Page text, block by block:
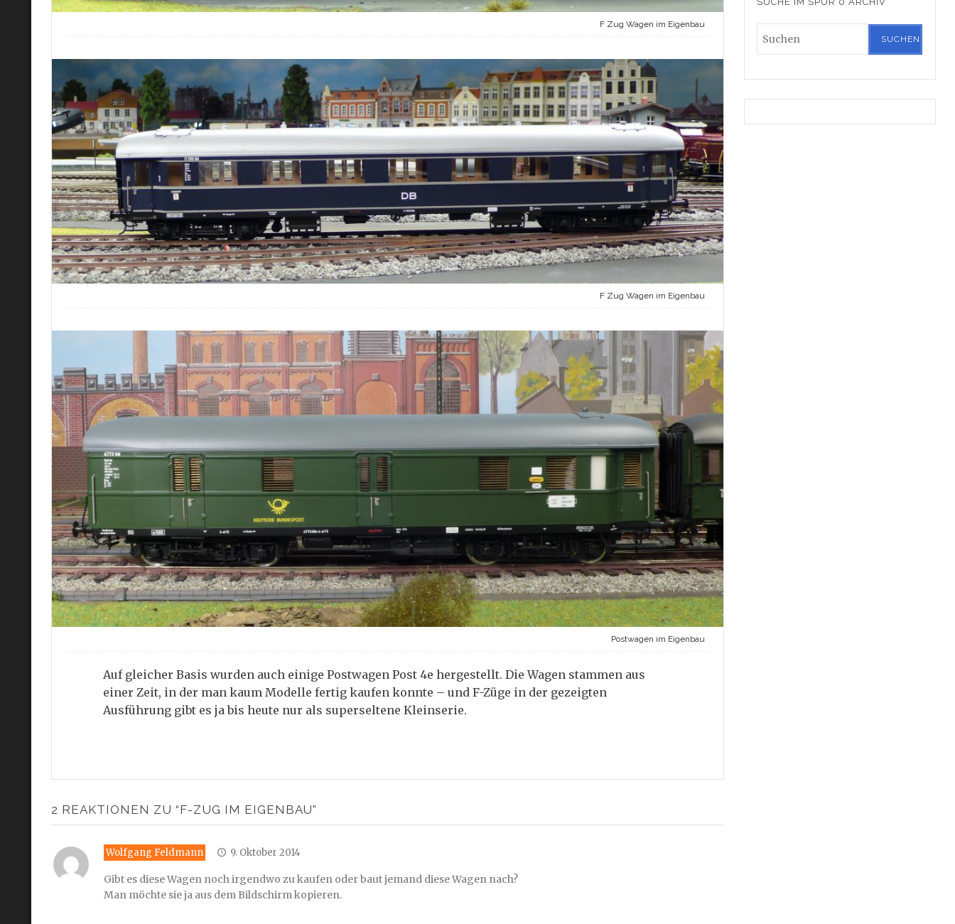
F Zug Wagen im Eigenbau
F Zug Wagen im Eigenbau
Postwagen im Eigenbau
Auf gleicher Basis wurden auch einige Postwagen Post 4e hergestellt. Die Wagen stammen aus
einer Zeit, in der man kaum Modelle fertig kaufen konnte – und F-Züge in der gezeigten
Ausführung gibt es ja bis heute nur als superseltene Kleinserie.
2 REAKTIONEN ZU “F-ZUG IM EIGENBAU”
Wolfgang Feldmann 9. Oktober 2014
Gibt es diese Wagen noch irgendwo zu kaufen oder baut jemand diese Wagen nach?
Man möchte sie ja aus dem Bildschirm kopieren.